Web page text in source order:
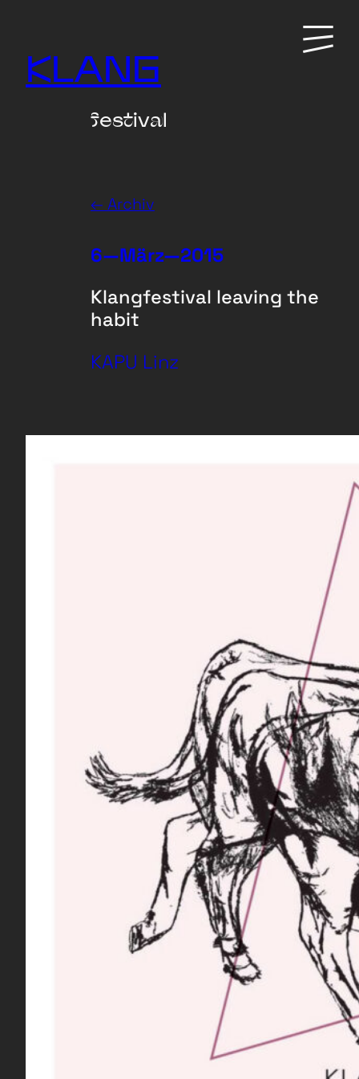
springen
KLANG
festival
Primary
Menu
← Archiv
6—März—2015
Klangfestival leaving the
habit
KAPU Linz